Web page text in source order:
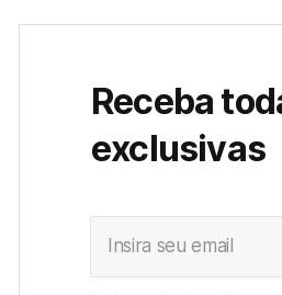
Receba
exclusivas
Insira seu email